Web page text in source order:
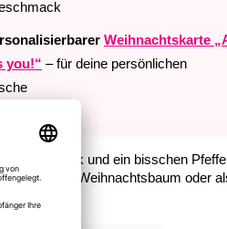
Weihnachtskarte
you!“ – für deine persönlichen
Geschmack und ein bisschen
unter dem Weihnachtsbaum oder